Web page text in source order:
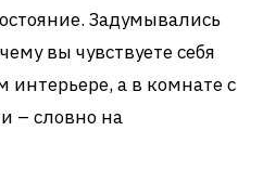
Задумывались
вы чувствуете себя
интерьере, а в комнате с
– словно на